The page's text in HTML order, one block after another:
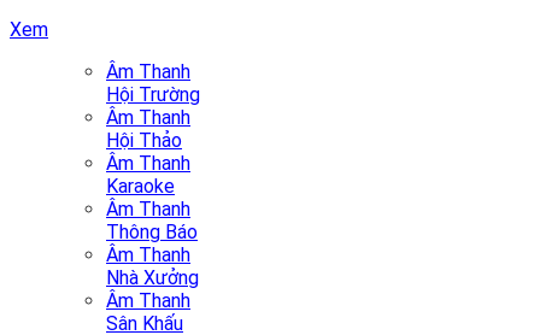
Xem
Âm Thanh
Hội Trường
Âm Thanh
Hội Thảo
Âm Thanh
Karaoke
Âm Thanh
Thông Báo
Âm Thanh
Nhà Xưởng
Âm Thanh
Sân Khấu